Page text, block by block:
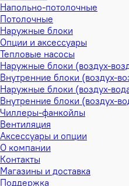
Напольно-потолочные
Потолочные
Наружные блоки
Опции и аксессуары
Тепловые насосы
Наружные блоки (воздух-
Внутренние блоки (воздух-
Наружные блоки (воздух-
Внутренние блоки (воздух-
Чиллеры-фанкойлы
Вентиляция
Аксессуары и опции
О компании
Контакты
Магазины и доставка
Поддержка